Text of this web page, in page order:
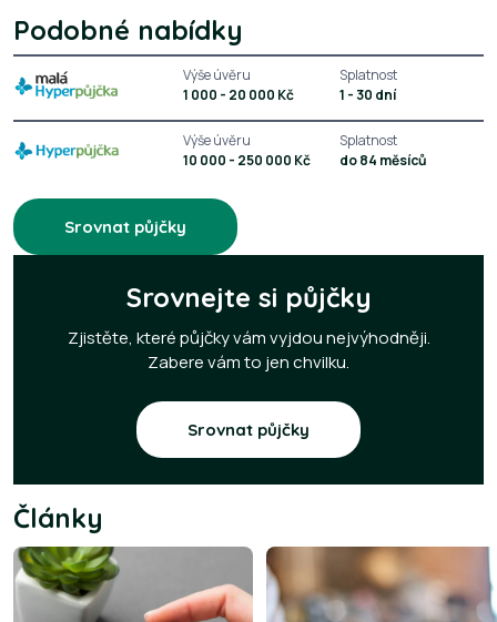
Podobné nabídky
Výše úvěru
1 000 - 20 000 Kč
Splatnost
1 - 30 dní
Výše úvěru
10 000 - 250 000 Kč
Splatnost
do 84 měsíců
Srovnat půjčky
Srovnejte si půjčky
Zjistěte, které půjčky vám vyjdou nejvýhodněji.
Zabere vám to jen chvilku.
Srovnat půjčky
Články